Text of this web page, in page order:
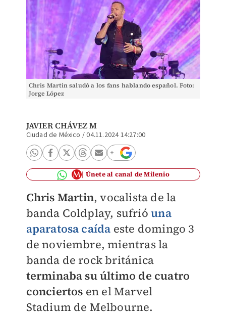
Chris Martin saludó a los fans hablando español. Foto:
Jorge López
JAVIER CHÁVEZ M
Ciudad de México /04.11.2024 14:27:00
Únete al canal de Milenio
Chris Martin, vocalista de la
banda Coldplay, sufrióuna
aparatosa caída este domingo 3
de noviembre, mientras la
banda de rock británica
terminaba su último de cuatro
conciertos en el Marvel
Stadium de Melbourne.